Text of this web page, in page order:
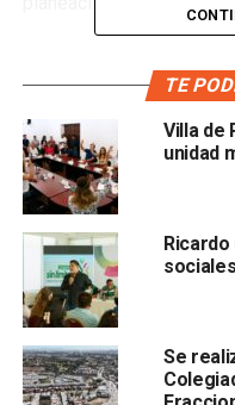
evento, donde destacó
de protección civil,
conjunta de los sectores
propósito de construir
salvaguardar la
TE
Villa de
unidad
Se